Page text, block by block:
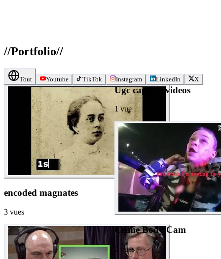
//Portfolio//
Tout Youtube TikTok Instagram LinkedIn X
encoded magnates
3 vues
Ugc caption videos
1 vue
Crime Body Cam
2 vues